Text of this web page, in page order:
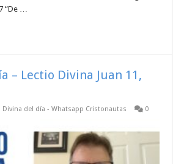
“De …
– Lectio Divina Juan 11,
Divina del día - Whatsapp Cristonautas 0